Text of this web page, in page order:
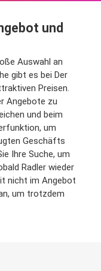
und
Auswahl an
gibt es bei Der
Preisen.
Angebote zu
und beim
um
Geschäfts
Ihre Suche, um
Radler wieder
nicht im Angebot
um trotzdem